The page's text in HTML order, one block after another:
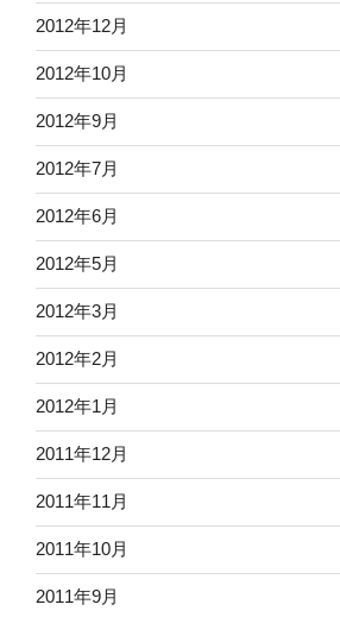
2012年12月
2012年10月
2012年9月
2012年7月
2012年6月
2012年5月
2012年3月
2012年2月
2012年1月
2011年12月
2011年11月
2011年10月
2011年9月